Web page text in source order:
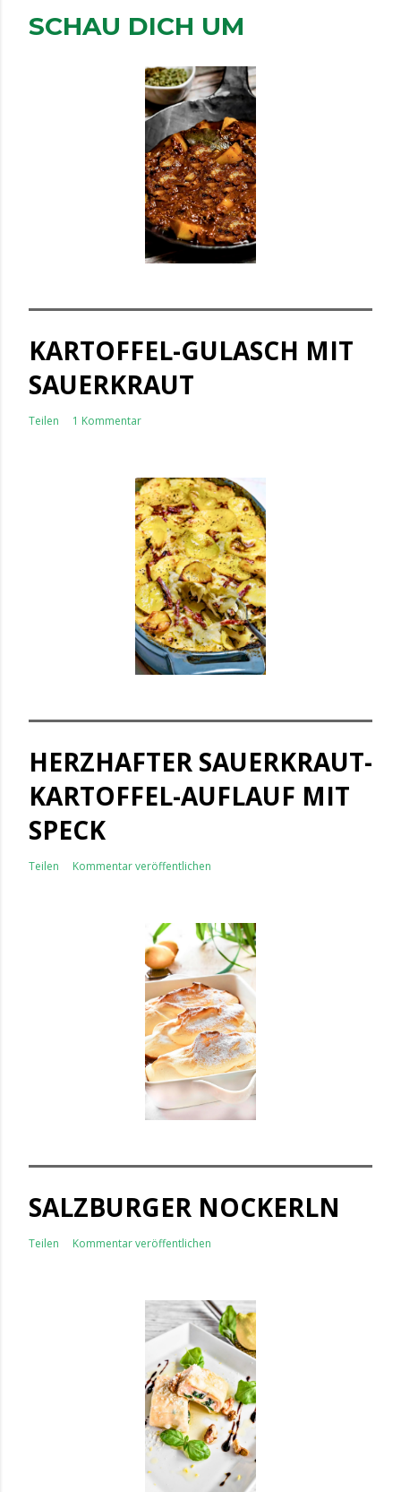
SCHAU DICH UM
KARTOFFEL-GULASCH MIT
SAUERKRAUT
Teilen 1 Kommentar
HERZHAFTER SAUERKRAUT-
KARTOFFEL-AUFLAUF MIT
SPECK
Teilen Kommentar veröffentlichen
SALZBURGER NOCKERLN
Teilen Kommentar veröffentlichen